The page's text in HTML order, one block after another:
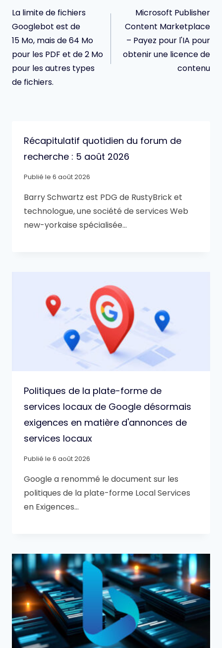
de
l’article
La limite de fichiers
Googlebot est de
15 Mo, mais de 64 Mo
pour les PDF et de 2 Mo
pour les autres types
de fichiers.
Microsoft Publisher
Content Marketplace
– Payez pour l'IA pour
obtenir une licence de
contenu
Récapitulatif quotidien du forum de
recherche : 5 août 2026
Publié le 6 août 2026
Barry Schwartz est PDG de RustyBrick et
technologue, une société de services Web
new-yorkaise spécialisée…
Politiques de la plate-forme de
services locaux de Google désormais
exigences en matière d'annonces de
services locaux
Publié le 6 août 2026
Google a renommé le document sur les
politiques de la plate-forme Local Services
en Exigences…